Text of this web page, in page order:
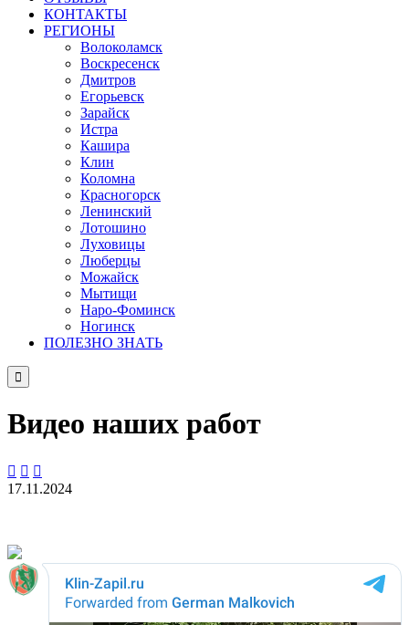
КОНТАКТЫ
РЕГИОНЫ
Волоколамск
Воскресенск
Дмитров
Егорьевск
Зарайск
Истра
Кашира
Клин
Коломна
Красногорск
Ленинский
Лотошино
Луховицы
Люберцы
Можайск
Мытищи
Наро-Фоминск
Ногинск
ПОЛЕЗНО ЗНАТЬ

Видео наших работ
  
17.11.2024